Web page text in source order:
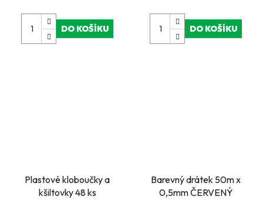
DO KOŠÍKU DO KOŠÍKU
Plastové kloboučky a
kšiltovky 48 ks
Barevný drátek 50m x
0,5mm ČERVENÝ